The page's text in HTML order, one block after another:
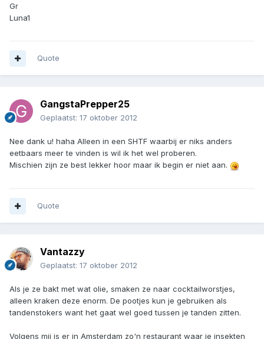
Gr
Luna1
Quote
GangstaPrepper25
Geplaatst: 17 oktober 2012
Nee dank u! haha Alleen in een SHTF waarbij er niks anders
eetbaars meer te vinden is wil ik het wel proberen.
Mischien zijn ze best lekker hoor maar ik begin er niet aan.
Quote
Vantazzy
Geplaatst: 17 oktober 2012
Als je ze bakt met wat olie, smaken ze naar cocktailworstjes,
alleen kraken deze enorm. De pootjes kun je gebruiken als
tandenstokers want het gaat wel goed tussen je tanden zitten.
Volgens mij is er in Amsterdam zo'n restaurant waar je insekten